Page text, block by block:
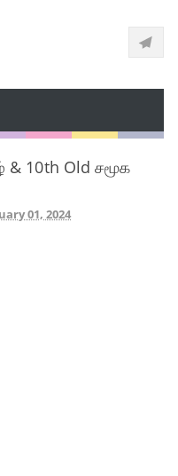
& 10th Old சமூக
01, 2024